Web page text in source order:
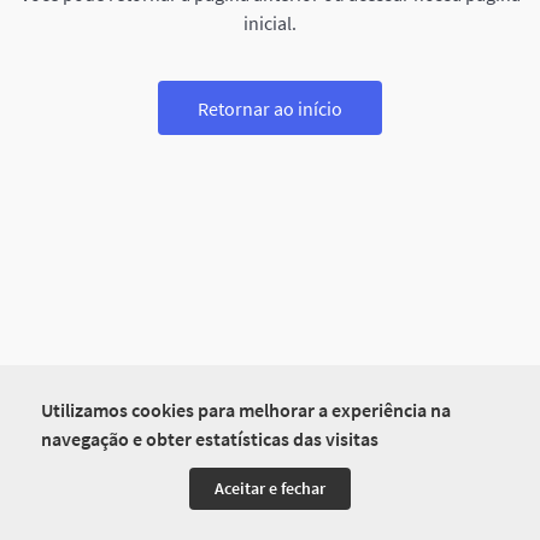
Utilizamos cookies para melhorar a experiência na
navegação e obter estatísticas das visitas
Aceitar e fechar
inicial.
Retornar ao início